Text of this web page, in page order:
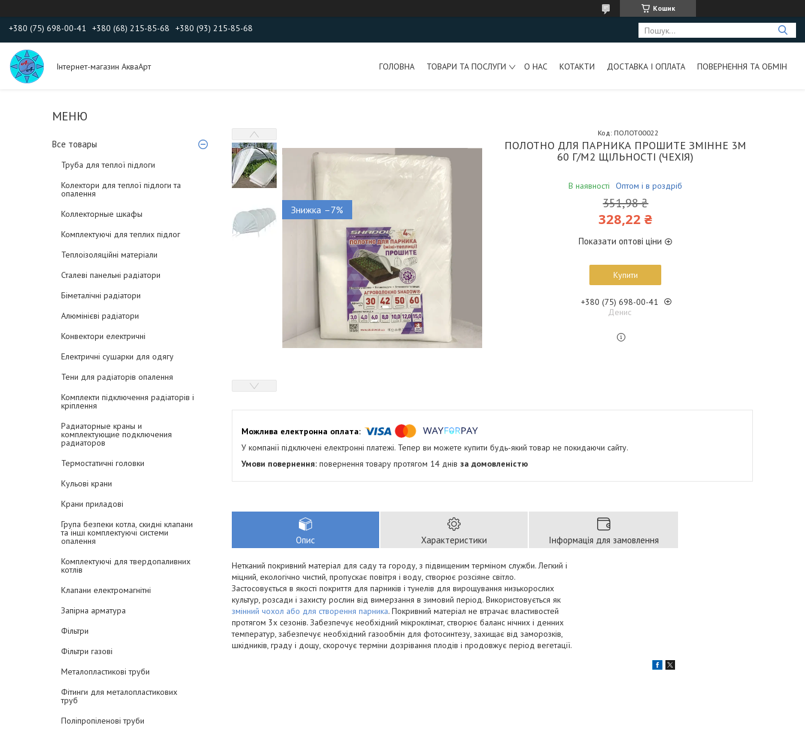
Кошик
+380 (75) 698-00-41 +380 (68) 215-85-68 +380 (93) 215-85-68
Інтернет-магазин АкваАрт ГОЛОВНА ТОВАРИ ТА ПОСЛУГИ О НАС КОТАКТИ ДОСТАВКА І ОПЛАТА ПОВЕРНЕННЯ ТА ОБМІН
Все товары
Труба для теплої підлоги
Колектори для теплої підлоги та
опалення
Коллекторные шкафы
Комплектуючі для теплих підлог
Теплоізоляційні матеріали
Сталеві панельні радіатори
Біметалічні радіатори
Алюмінієві радіатори
Конвектори електричні
Електричні сушарки для одягу
Тени для радіаторів опалення
Комплекти підключення радіаторів і
кріплення
Радиаторные краны и
комплектующие подключения
радиаторов
Термостатичні головки
Кульові крани
Крани приладові
Група безпеки котла, скидні клапани
та інші комплектуючі системи
опалення
Комплектуючі для твердопаливних
котлів
Клапани електромагнітні
Запірна арматура
Фільтри
Фільтри газові
Металопластикові труби
Фітинги для металопластикових
труб
Поліпропіленові труби
–7%
ПОЛОТНО ДЛЯ ПАРНИКА ПРОШИТЕ ЗМІННЕ 3М
60 Г/М2 ЩІЛЬНОСТІ (ЧЕХІЯ)
В наявності Оптом і в роздріб
Код: ПОЛОТ00022
351,98 ₴
328,22 ₴
Показати оптові ціни
Купити
+380 (75) 698-00-41
Денис
У компанії підключені електронні платежі. Тепер ви можете купити будь-який товар не покидаючи сайту.
повернення товару протягом 14 днів за домовленістю
Опис Характеристики Інформація для замовлення
Нетканий покривний матеріал для саду та городу, з підвищеним терміном служби. Легкий і
міцний, екологічно чистий, пропускає повітря і воду, створює розсіяне світло.
Застосовується в якості покриття для парників і тунелів для вирощування низькорослих
культур, розсади і захисту рослин від вимерзання в зимовий період. Використовується як
змінний чохол або для створення парника. Покривний матеріал не втрачає властивостей
протягом 3х сезонів. Забезпечує необхідний мікроклімат, створює баланс нічних і денних
температур, забезпечує необхідний газообмін для фотосинтезу, захищає від заморозків,
шкідників, граду і дощу, скорочує терміни дозрівання плодів і продовжує період вегетації.